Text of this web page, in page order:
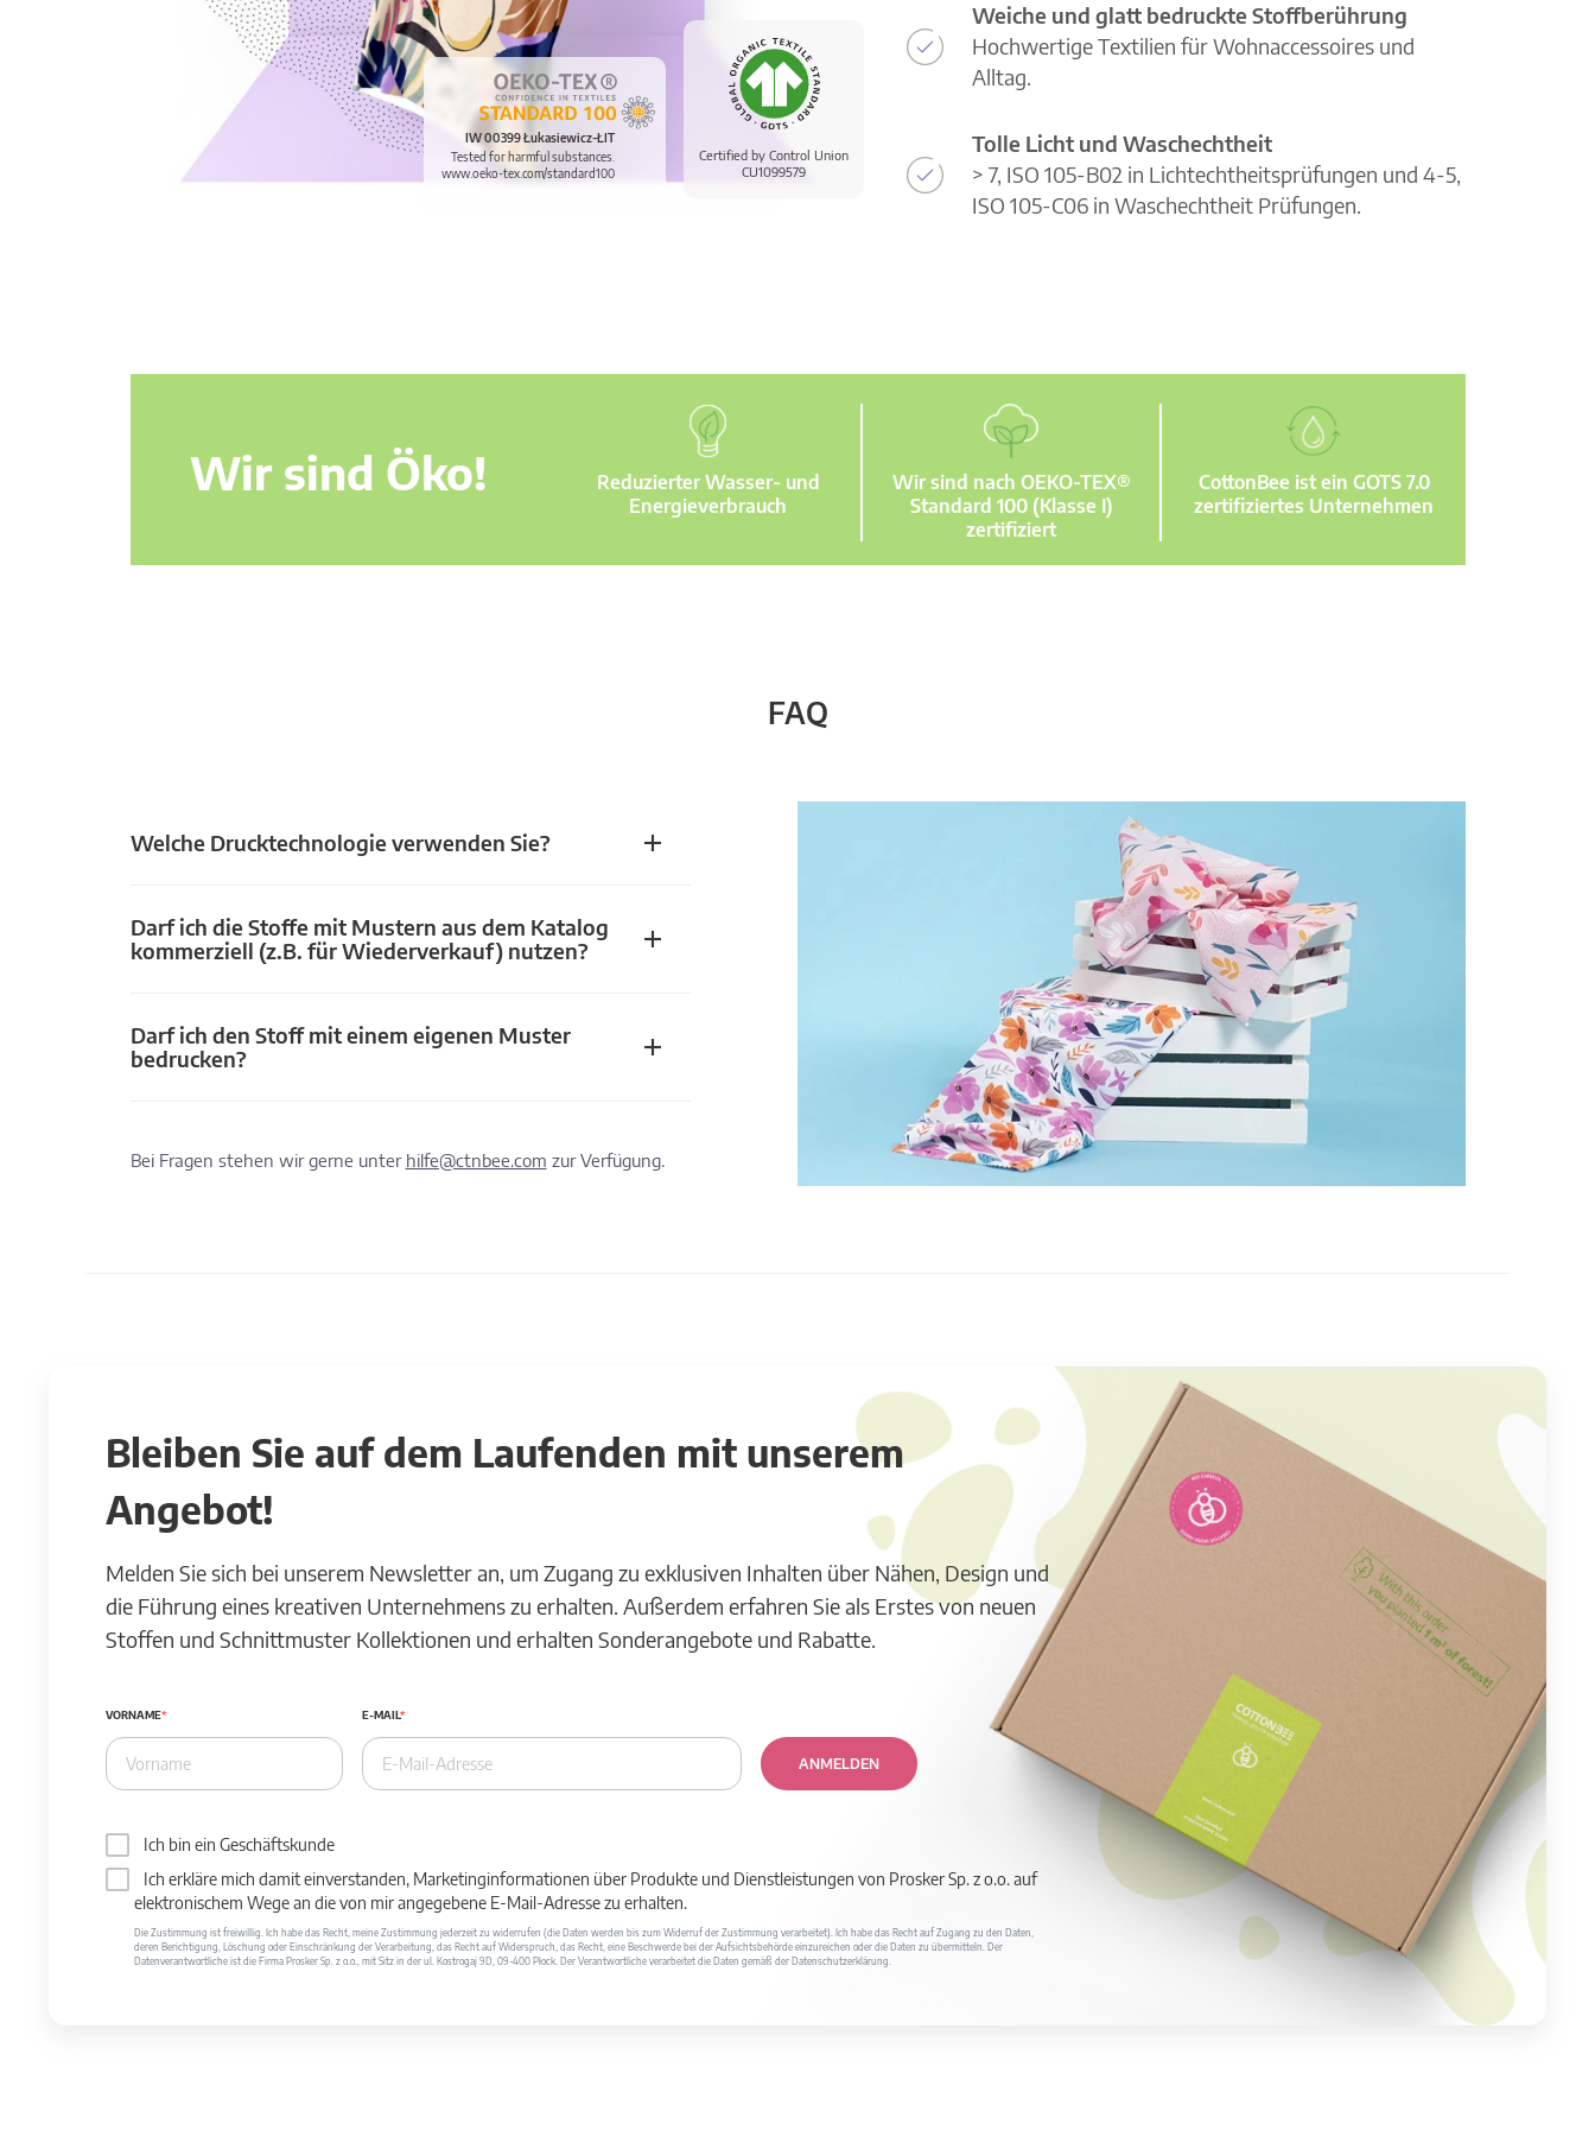
Certified by Control Union
CU1099579
IW 00399 Łukasiewicz-ŁIT
Tested for harmful substances.
www.oeko-tex.com/standard100
Weiche und glatt bedruckte Stoffberührung
Hochwertige Textilien für Wohnaccessoires und
Alltag.
Tolle Licht und Waschechtheit
> 7, ISO 105-B02 in Lichtechtheitsprüfungen und 4-5,
ISO 105-C06 in Waschechtheit Prüfungen.
Wir sind Öko!
Reduzierter Wasser- und
Energieverbrauch
Wir sind nach OEKO-TEX®
Standard 100 (Klasse I)
zertifiziert
CottonBee ist ein GOTS 7.0
zertifiziertes Unternehmen
FAQ
Welche Drucktechnologie verwenden Sie?
Darf ich die Stoffe mit Mustern aus dem Katalog
kommerziell (z.B. für Wiederverkauf) nutzen?
Darf ich den Stoff mit einem eigenen Muster
bedrucken?
Bei Fragen stehen wir gerne unter hilfe@ctnbee.com zur Verfügung.
Bleiben Sie auf dem Laufenden mit unserem
Angebot!
Melden Sie sich bei unserem Newsletter an, um Zugang zu exklusiven Inhalten über Nähen, Design und
die Führung eines kreativen Unternehmens zu erhalten. Außerdem erfahren Sie als Erstes von neuen
Stoffen und Schnittmuster Kollektionen und erhalten Sonderangebote und Rabatte.
VORNAME E-MAIL
ANMELDEN
Ich bin ein Geschäftskunde
Ich erkläre mich damit einverstanden, Marketinginformationen über Produkte und Dienstleistungen von Prosker Sp. z o.o. auf
elektronischem Wege an die von mir angegebene E-Mail-Adresse zu erhalten.
Die Zustimmung ist freiwillig. Ich habe das Recht, meine Zustimmung jederzeit zu widerrufen (die Daten werden bis zum Widerruf der Zustimmung verarbeitet). Ich habe das Recht auf Zugang zu den Daten,
deren Berichtigung, Löschung oder Einschränkung der Verarbeitung, das Recht auf Widerspruch, das Recht, eine Beschwerde bei der Aufsichtsbehörde einzureichen oder die Daten zu übermitteln. Der
Datenverantwortliche ist die Firma Prosker Sp. z o.o., mit Sitz in der ul. Kostrogaj 9D, 09-400 Płock. Der Verantwortliche verarbeitet die Daten gemäß der Datenschutzerklärung.